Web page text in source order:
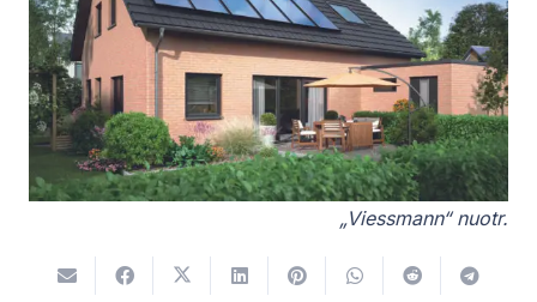
„Viessmann“ nuotr.